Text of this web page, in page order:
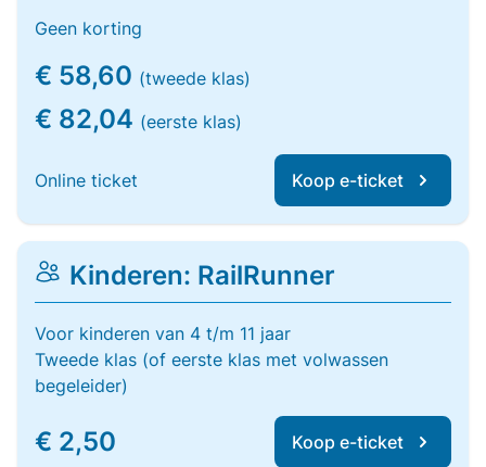
Geen korting
€ 58,60 (tweede klas)
€ 82,04 (eerste klas)
Online ticket Koop e-ticket
Kinderen: RailRunner
Voor kinderen van 4 t/m 11 jaar
Tweede klas (of eerste klas met volwassen
begeleider)
€ 2,50 Koop e-ticket